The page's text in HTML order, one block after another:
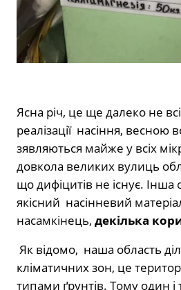
Ясна річ, це ще далеко не
реалізації насіння, весною
зявляються майже у всіх
довкола великих вулиць
що дифіцитів не існує. Інша
якісний насінневий
насамкінець, декілька
Як відомо, наша область
кліматичних зон, це
типами ґрунтів. Тому один